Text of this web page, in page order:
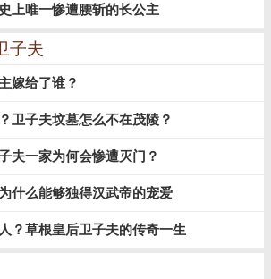
上唯一惨遭腰斩的长公主
子夫
嫁给了谁？
卫子夫坟墓怎么不在茂陵？
夫一家为何会惨遭灭门？
什么能够独得汉武帝的宠爱
？草根皇后卫子夫的传奇一生